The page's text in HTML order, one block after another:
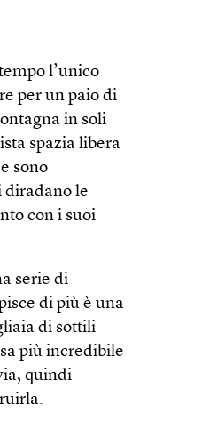
l’unico
per un paio di
in soli
spazia libera
sono
diradano le
con i suoi
serie di
di più è una
di sottili
più incredibile
quindi